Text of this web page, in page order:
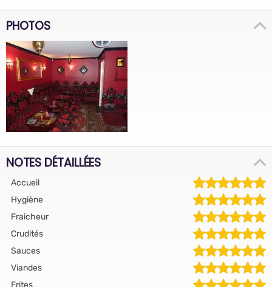
PHOTOS
NOTES DÉTAILLÉES
Accueil
Hygiène
Fraicheur
Crudités
Sauces
Viandes
Frites